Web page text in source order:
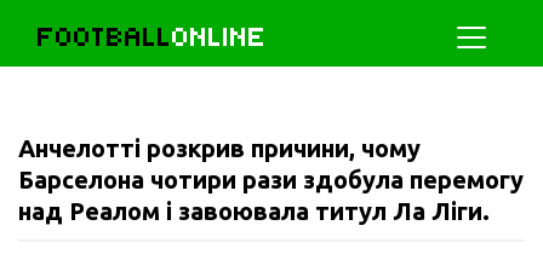
FOOTBALLONLINE
Анчелотті розкрив причини, чому
Барселона чотири рази здобула перемогу
над Реалом і завоювала титул Ла Ліги.